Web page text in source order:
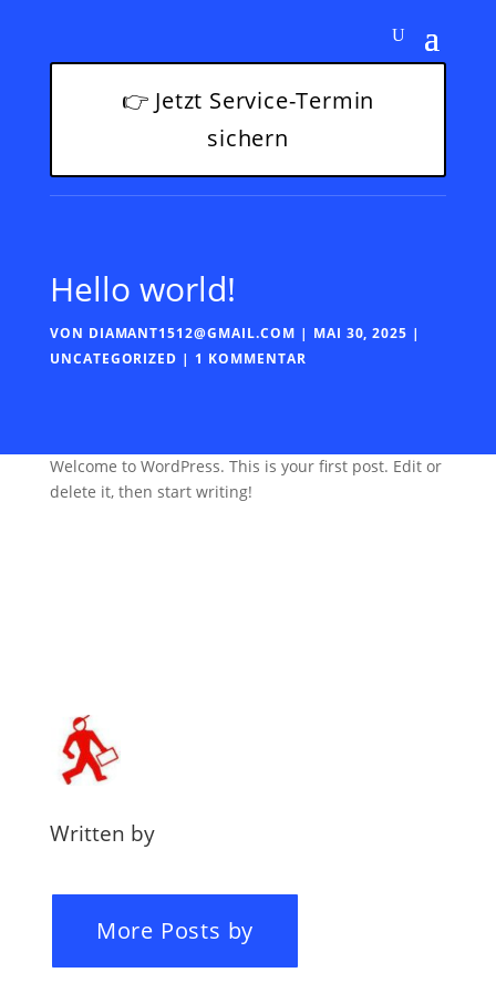
👉 Jetzt Service-Termin
sichern
Hello world!
VON DIAMANT1512@GMAIL.COM | MAI 30, 2025 |
UNCATEGORIZED | 1 KOMMENTAR
Welcome to WordPress. This is your first post. Edit or
delete it, then start writing!
Written by
More Posts by